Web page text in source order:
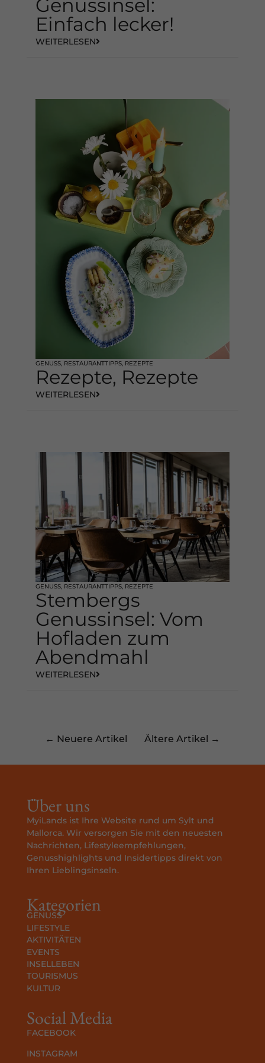
Genussinsel:
Einfach lecker!
WEITERLESEN
GENUSS, RESTAURANTTIPPS, REZEPTE
Rezepte, Rezepte
WEITERLESEN
GENUSS, RESTAURANTTIPPS, REZEPTE
Stembergs
Genussinsel: Vom
Hofladen zum
Abendmahl
WEITERLESEN
← Neuere Artikel Ältere Artikel →
Über uns
MyiLands ist Ihre Website rund um Sylt und
Mallorca. Wir versorgen Sie mit den neuesten
Nachrichten, Lifestyleempfehlungen,
Genusshighlights und Insidertipps direkt von
Ihren Lieblingsinseln.
Kategorien
GENUSS
LIFESTYLE
AKTIVITÄTEN
EVENTS
INSELLEBEN
TOURISMUS
KULTUR
Social Media
FACEBOOK
INSTAGRAM